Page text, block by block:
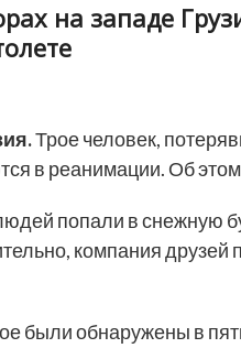
на западе
Трое человек,
в реанимации. Об
попали в снежную
компания друзей
были обнаружены в